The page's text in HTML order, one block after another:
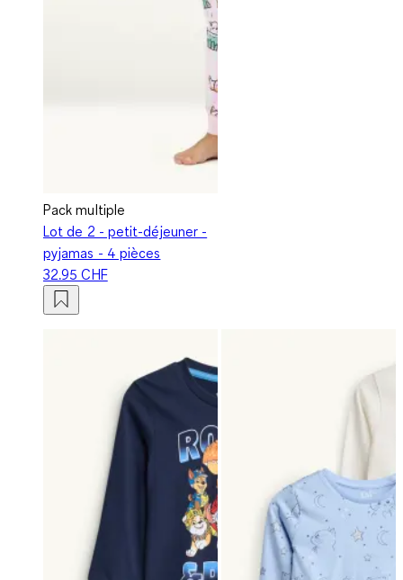
Pack multiple
Lot de 2 - petit-déjeuner -
pyjamas - 4 pièces
32.95 CHF